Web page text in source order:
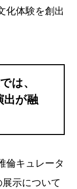
化体験を創出
は、
出が融
倫キュレータ
示について